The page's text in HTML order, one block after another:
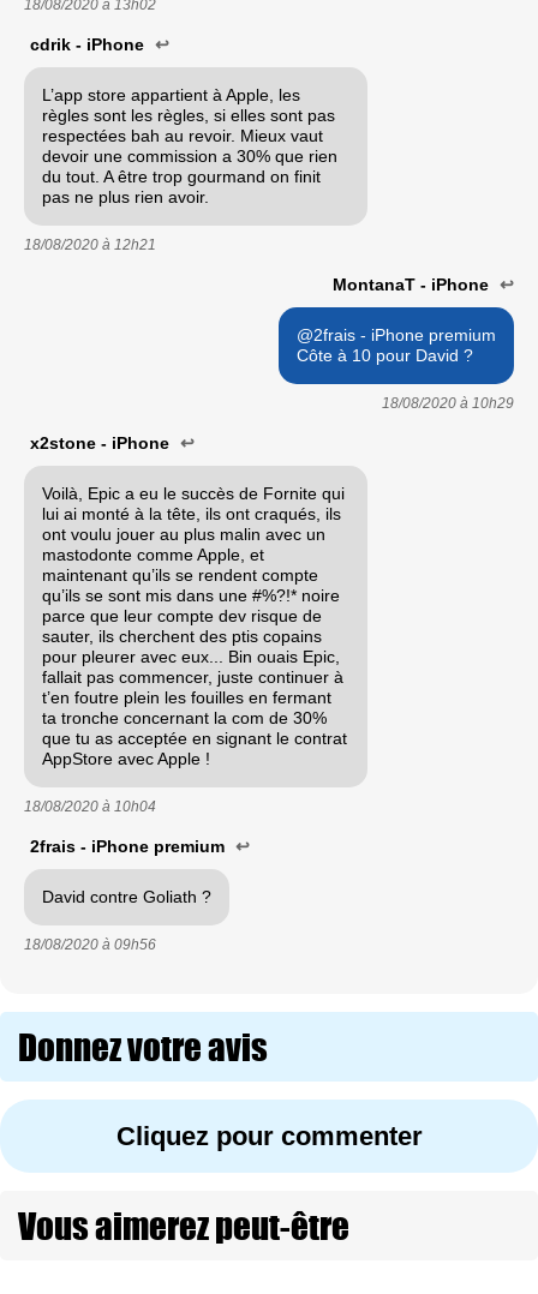
18/08/2020 à 13h02
cdrik - iPhone ↩
L’app store appartient à Apple, les
règles sont les règles, si elles sont pas
respectées bah au revoir. Mieux vaut
devoir une commission a 30% que rien
du tout. A être trop gourmand on finit
pas ne plus rien avoir.
18/08/2020 à 12h21
MontanaT - iPhone ↩
@2frais - iPhone premium
Côte à 10 pour David ?
18/08/2020 à 10h29
x2stone - iPhone ↩
Voilà, Epic a eu le succès de Fornite qui
lui ai monté à la tête, ils ont craqués, ils
ont voulu jouer au plus malin avec un
mastodonte comme Apple, et
maintenant qu’ils se rendent compte
qu’ils se sont mis dans une #%?!* noire
parce que leur compte dev risque de
sauter, ils cherchent des ptis copains
pour pleurer avec eux... Bin ouais Epic,
fallait pas commencer, juste continuer à
t’en foutre plein les fouilles en fermant
ta tronche concernant la com de 30%
que tu as acceptée en signant le contrat
AppStore avec Apple !
18/08/2020 à 10h04
2frais - iPhone premium ↩
David contre Goliath ?
18/08/2020 à 09h56
Donnez votre avis
Cliquez pour commenter
Vous aimerez peut-être